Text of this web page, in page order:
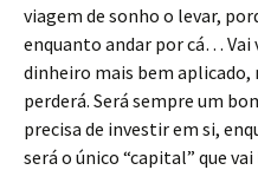
viagem de sonho o levar,
enquanto andar por cá… Vai
dinheiro mais bem aplicado,
perderá. Será sempre um
precisa de investir em si,
será o único “capital” que